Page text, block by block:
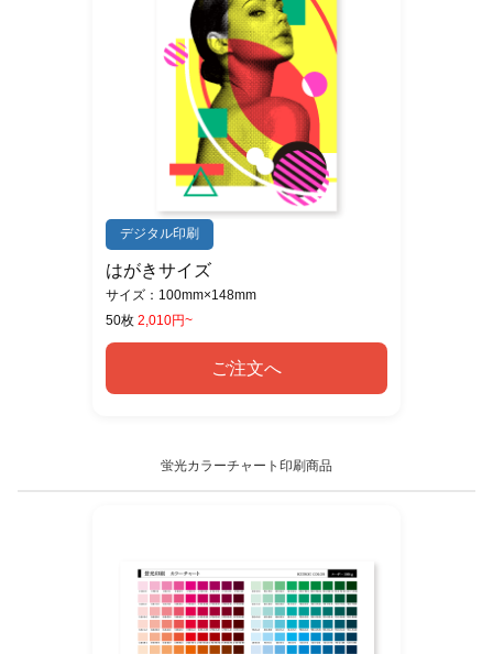
デジタル印刷
はがきサイズ
サイズ：100mm×148mm
50枚 2,010円~
ご注文へ
蛍光カラーチャート印刷商品